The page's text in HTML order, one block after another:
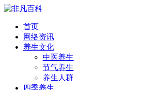
首页
网络资讯
养生文化
中医养生
节气养生
养生人群
四季养生